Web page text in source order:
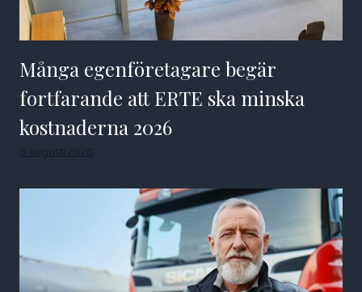
Många egenföretagare begär
fortfarande att ERTE ska minska
kostnaderna 2026
6 augusti 2026